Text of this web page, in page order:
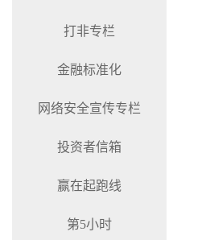
打非专栏
金融标准化
网络安全宣传专栏
投资者信箱
赢在起跑线
第5小时